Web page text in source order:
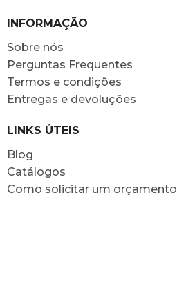
INFORMAÇÃO
Sobre nós
Perguntas Frequentes
Termos e condições
Entregas e devoluções
LINKS ÚTEIS
Blog
Catálogos
Como solicitar um orçamento